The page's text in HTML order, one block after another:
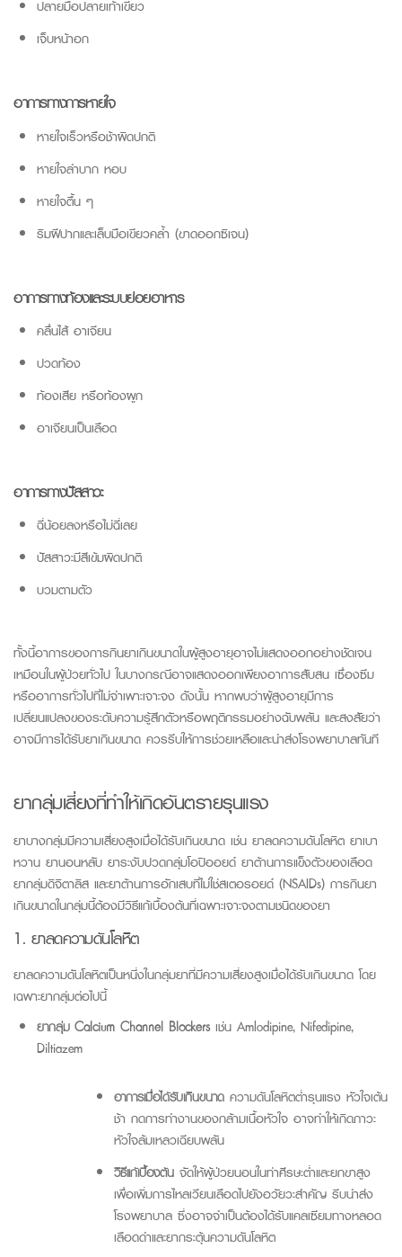
ปลายมือปลายเท้าเขียว
เจ็บหน้าอก
อาการทางการหายใจ
หายใจเร็วหรือช้าผิดปกติ
หายใจลำบาก หอบ
หายใจตื้น ๆ
ริมฝีปากและเล็บมือเขียวคล้ำ (ขาดออกซิเจน)
อาการทางท้องและระบบย่อยอาหาร
คลื่นไส้ อาเจียน
ปวดท้อง
ท้องเสีย หรือท้องผูก
อาเจียนเป็นเลือด
อาการทางปัสสาวะ
ฉี่น้อยลงหรือไม่ฉี่เลย
ปัสสาวะมีสีเข้มผิดปกติ
บวมตามตัว
ทั้งนี้อาการของการกินยาเกินขนาดในผู้สูงอายุอาจไม่แสดงออกอย่างชัดเจน
เหมือนในผู้ป่วยทั่วไป ในบางกรณีอาจแสดงออกเพียงอาการสับสน เซื่องซึม
หรืออาการทั่วไปที่ไม่จำเพาะเจาะจง ดังนั้น หากพบว่าผู้สูงอายุมีการ
เปลี่ยนแปลงของระดับความรู้สึกตัวหรือพฤติกรรมอย่างฉับพลัน และสงสัยว่า
อาจมีการได้รับยาเกินขนาด ควรรีบให้การช่วยเหลือและนำส่งโรงพยาบาลทันที
ยากลุ่มเสี่ยงที่ทำให้เกิดอันตรายรุนแรง
ยาบางกลุ่มมีความเสี่ยงสูงเมื่อได้รับเกินขนาด เช่น ยาลดความดันโลหิต ยาเบา
หวาน ยานอนหลับ ยาระงับปวดกลุ่มโอปิออยด์ ยาต้านการแข็งตัวของเลือด
ยากลมดิจิตาลิส และยาต้านการอักเสบที่ไม่ใชสเตอรอยด์ (NSAIDs) การกินยา
เกินขนาดในกลุ่มนี้ต้องมีวิธีแก้เบื้องต้นที่เฉพาะเจาะจงตามชนิดของยา
1. ยาลดความดันโลหิต
ยาลดความดันโลหิตเป็นหนึ่งในกลุ่มยาที่มีความเสี่ยงสูงเมื่อได้รับเกินขนาด โดย
เฉพาะยากลุ่มต่อไปนี้
ยากลุ่ม Calcium Channel Blockersเช่น Amlodipine, Nifedipine,
Diltiazem
อาการเมื่อได้รับเกินขนาด ความดันโลหิตต่ำรุนแรง หัวใจเต้น
ช้า กดการทำงานของกล้ามเนื้อหัวใจ อาจทำให้เกิดภาวะ
หัวใจล้มเหลวเฉียบพลัน
วิธีแก้เบื้องต้น จัดให้ผู้ป่วยนอนในท่าศีรษะต่ำและยกขาสูง
เพื่อเพิ่มการไหลเวียนเลือดไปยังอวัยวะสำคัญ รีบนำส่ง
โรงพยาบาล ซึ่งอาจจำเป็นต้องได้รับแคลเซียมทางหลอด
เลือดดำและยากระตุ้นความดันโลหิต